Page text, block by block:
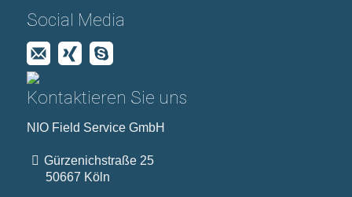
Social Media
Kontaktieren Sie uns
NIO Field Service GmbH
Gürzenichstraße 25
50667 Köln